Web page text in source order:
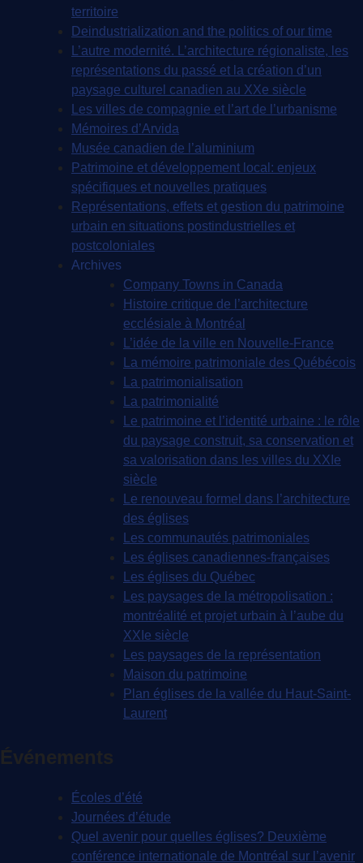
territoire
Deindustrialization and the politics of our time
L’autre modernité. L’architecture régionaliste, les
représentations du passé et la création d’un
paysage culturel canadien au XXe siècle
Les villes de compagnie et l’art de l’urbanisme
Mémoires d’Arvida
Musée canadien de l’aluminium
Patrimoine et développement local: enjeux
spécifiques et nouvelles pratiques
Représentations, effets et gestion du patrimoine
urbain en situations postindustrielles et
postcoloniales
Archives
Company Towns in Canada
Histoire critique de l’architecture
ecclésiale à Montréal
L’idée de la ville en Nouvelle-France
La mémoire patrimoniale des Québécois
La patrimonialisation
La patrimonialité
Le patrimoine et l’identité urbaine : le rôle
du paysage construit, sa conservation et
sa valorisation dans les villes du XXIe
siècle
Le renouveau formel dans l’architecture
des églises
Les communautés patrimoniales
Les églises canadiennes-françaises
Les églises du Québec
Les paysages de la métropolisation :
montréalité et projet urbain à l’aube du
XXIe siècle
Les paysages de la représentation
Maison du patrimoine
Plan églises de la vallée du Haut-Saint-
Laurent
Événements
Écoles d’été
Journées d’étude
Quel avenir pour quelles églises? Deuxième
conférence internationale de Montréal sur l’avenir